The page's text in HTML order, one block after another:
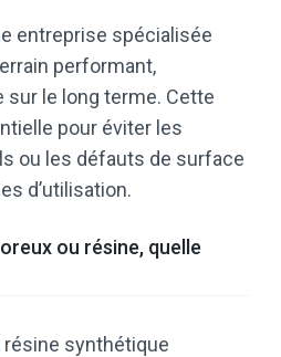
entreprise spécialisée
performant,
sur le long terme. Cette
pour éviter les
ou les défauts de surface
d’utilisation.
ou résine, quelle
résine synthétique